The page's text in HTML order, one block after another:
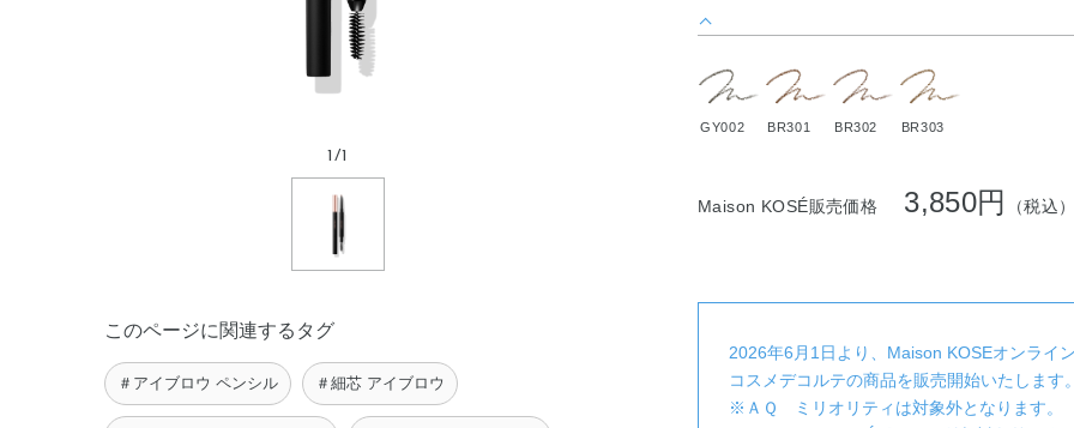
1 /1
このページに関連するタグ
＃アイブロウ ペンシル ＃細芯 アイブロウ
GY002 BR301 BR302 BR303
Maison KOSÉ販売価格 3,850円 （税込）
2026年6月1日より、Maison KOSEオンライ
コスメデコルテの商品を販売開始いたします。
※ＡＱ ミリオリティは対象外となります。